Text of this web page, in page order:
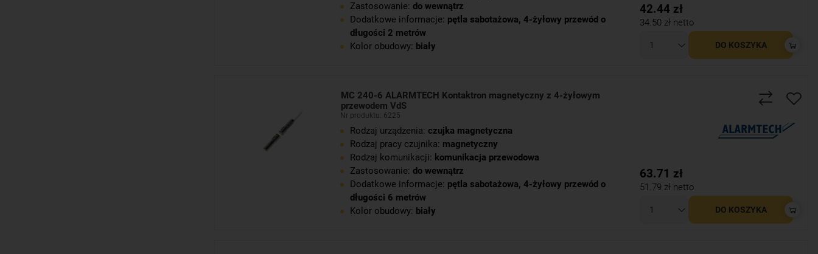
Zastosowanie: do wewnątrz
Dodatkowe informacje: pętla sabotażowa, 4-żyłowy przewód o
długości 2 metrów
Kolor obudowy: biały
42.44 zł
34.50 zł netto
DO KOSZYKA
MC 240-6 ALARMTECH Kontaktron magnetyczny z 4-żyłowym
przewodem VdS
Nr produktu: 6225
Rodzaj urządzenia: czujka magnetyczna
Rodzaj pracy czujnika: magnetyczny
Rodzaj komunikacji: komunikacja przewodowa
Zastosowanie: do wewnątrz
Dodatkowe informacje: pętla sabotażowa, 4-żyłowy przewód o
długości 6 metrów
Kolor obudowy: biały
63.71 zł
51.79 zł netto
DO KOSZYKA